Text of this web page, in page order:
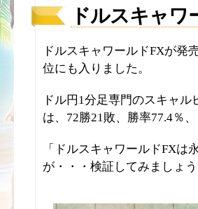
ドルスキャワ
ドルスキャワールドFXが発
位にも入りました。
ドル円1分足専門のスキャ
は、72勝21敗、勝率77.4％
「ドルスキャワールドFX
が・・・検証してみましょう